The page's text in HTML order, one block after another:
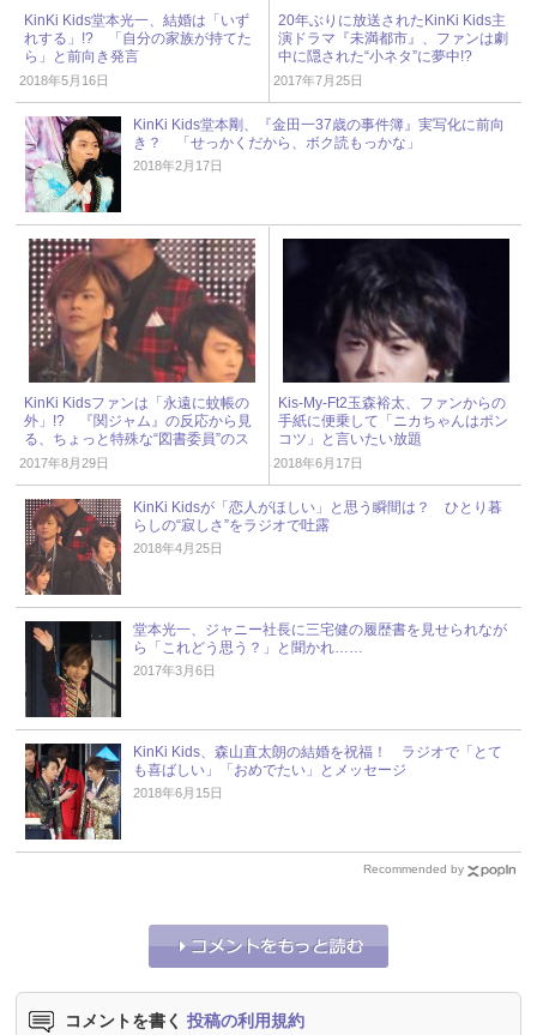
KinKi Kids堂本光一、結婚は「いず
れする」!? 「自分の家族が持てた
ら」と前向き発言
2018年5月16日
20年ぶりに放送されたKinKi Kids主
演ドラマ『未満都市』、ファンは劇
中に隠された“小ネタ”に夢中!?
2017年7月25日
KinKi Kids堂本剛、『金田一37歳の事件簿』実写化に前向
き？ 「せっかくだから、ボク読もっかな」
2018年2月17日
KinKi Kidsファンは「永遠に蚊帳の
外」!? 『関ジャム』の反応から見
る、ちょっと特殊な“図書委員”のス
タンス
2017年8月29日
Kis-My-Ft2玉森裕太、ファンからの
手紙に便乗して「ニカちゃんはポン
コツ」と言いたい放題
2018年6月17日
KinKi Kidsが「恋人がほしい」と思う瞬間は？ ひとり暮
らしの“寂しさ”をラジオで吐露
2018年4月25日
堂本光一、ジャニー社長に三宅健の履歴書を見せられなが
ら「これどう思う？」と聞かれ……
2017年3月6日
KinKi Kids、森山直太朗の結婚を祝福！ ラジオで「とて
も喜ばしい」「おめでたい」とメッセージ
2018年6月15日
Recommended by
コメントを書く 投稿の利用規約